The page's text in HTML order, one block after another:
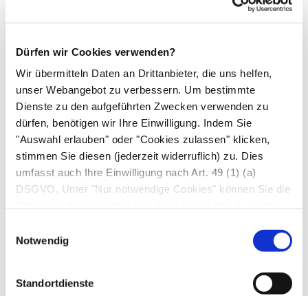
Dürfen wir Cookies verwenden?
Wir übermitteln Daten an Drittanbieter, die uns helfen,
unser Webangebot zu verbessern. Um bestimmte
Dienste zu den aufgeführten Zwecken verwenden zu
dürfen, benötigen wir Ihre Einwilligung. Indem Sie
"Auswahl erlauben" oder "Cookies zulassen" klicken,
stimmen Sie diesen (jederzeit widerruflich) zu. Dies
umfasst auch Ihre Einwilligung nach Art. 49 (1) (a)
DSGVO. Unter "Nur notwendige Cookies" können Sie die
Notwendig
Standortdienste
wissenschaftlich bisher nicht belegen.
Listenform
Autor*innen
Dr. med. Herbert Renz-Polster in: Gesundheit heute,
herausgegeben von Dr. med Arne Schäffler. Trias,
Stuttgart, 3. Auflage (2014). | zuletzt geändert am
14.07.2020um 13:42 Uhr